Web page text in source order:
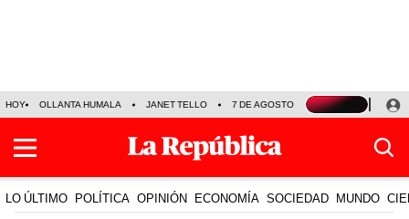
HOY OLLANTA HUMALA JANET TELLO 7 DE AGOSTO TINKA RESULTADOS
LO ÚLTIMO POLÍTICA OPINIÓN ECONOMÍA SOCIEDAD MUNDO